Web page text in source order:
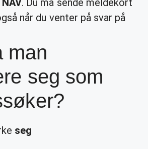
NAV. Du må sende meldekort
når du venter på svar på
man
seg som
seg